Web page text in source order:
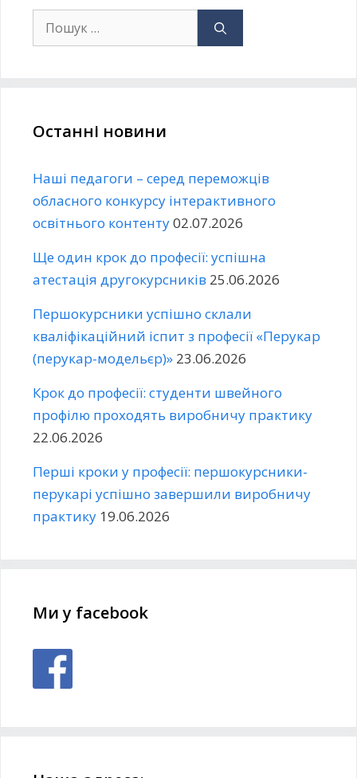
Останні новини
Наші педагоги – серед переможців
обласного конкурсу інтерактивного
освітнього контенту02.07.2026
Ще один крок до професії: успішна
атестація другокурсників 25.06.2026
Першокурсники успішно склали
кваліфікаційний іспит з професії «Перукар
(перукар-модельєр)» 23.06.2026
Крок до професії: студенти швейного
профілю проходять виробничу практику
22.06.2026
Перші кроки у професії: першокурсники-
перукарі успішно завершили виробничу
практику 19.06.2026
Ми у facebook